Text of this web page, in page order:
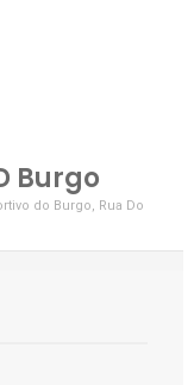
Burgo
do Burgo, Rua Do